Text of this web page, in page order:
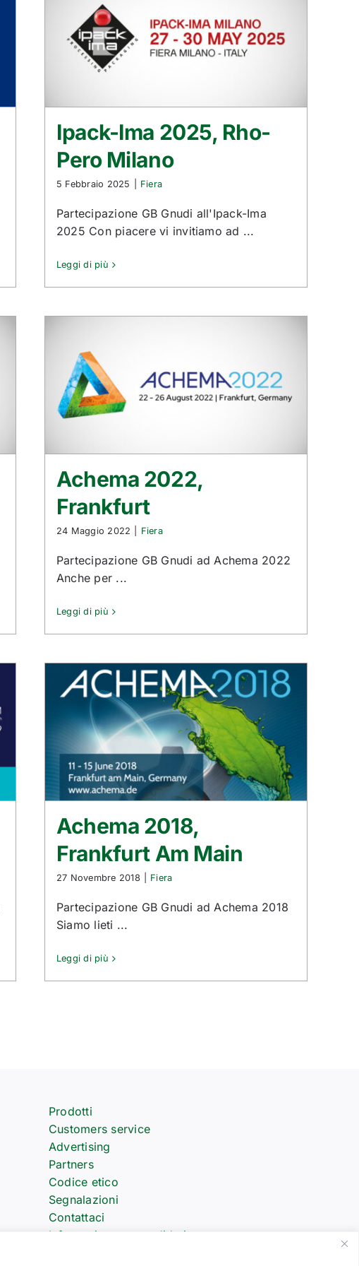
Ipack-Ima 2025, Rho-
Pero Milano
5 Febbraio 2025 Fiera
Partecipazione GB Gnudi all'Ipack-Ima
2025 Con piacere vi invitiamo ad ...
Leggi di più
Achema 2022,
Frankfurt
24 Maggio 2022 Fiera
Partecipazione GB Gnudi ad Achema 2022
Anche per ...
Leggi di più
Achema 2018,
Frankfurt Am Main
27 Novembre 2018 Fiera
Partecipazione GB Gnudi ad Achema 2018
Siamo lieti ...
Leggi di più
Prodotti
Customers service
Advertising
Partners
Codice etico
Segnalazioni
Contattaci
Informativa per candidati